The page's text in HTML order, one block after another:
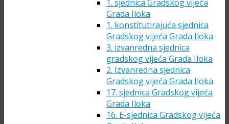
1. sjednica Gradskog vijeća
Grada Iloka
1. konstitutirajuća sjednica
Gradskog vijeća Grada Iloka
3. izvanredna sjednica
gradskog vijeća Grada Iloka
2. Izvanredna sjednica
Gradskog vijeća Grada Iloka
17. sjednica Gradskog vijeća
Grada Iloka
16. E-sjednica Gradskog vijeća